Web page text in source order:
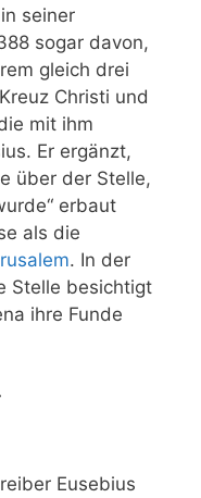
seiner
sogar davon,
gleich drei
Christi und
mit ihm
Er ergänzt,
über der Stelle,
erbaut
als die
. In der
Stelle besichtigt
ihre Funde
Eusebius